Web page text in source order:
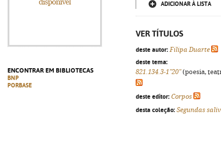
ENCONTRAR EM BIBLIOTECAS
BNP
PORBASE
ADICIONAR À LISTA
VER TÍTULOS
deste autor: Filipa Duarte
deste tema:
821.134.3-1"20"(poesia,
deste editor: Corpos
desta coleção: Segundas